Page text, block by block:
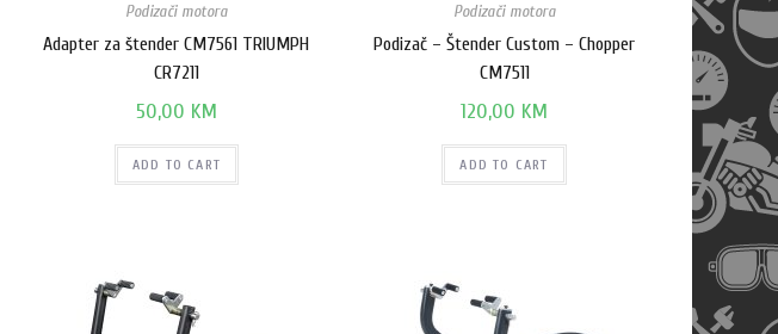
Podizači motora
Adapter za štender CM7561 TRIUMPH
CR7211
50,00 KM
ADD TO CART
Podizači motora
Podizač – Štender Custom – Chopper
CM7511
120,00 KM
ADD TO CART